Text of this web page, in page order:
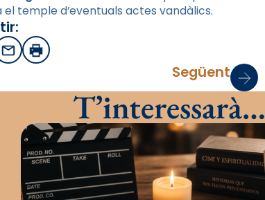
temple d’eventuals actes vandàlics.
EmailImprimir
Següent
T’interessarà…